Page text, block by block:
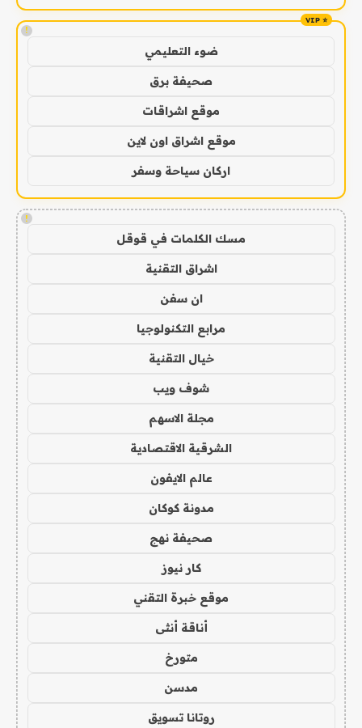
!
ضوء التعليمي
صحيفة برق
موقع اشراقات
موقع اشراق اون لاين
اركان سياحة وسفر
!
مسك الكلمات في قوقل
اشراق التقنية
ان سفن
مرابع التكنولوجيا
خيال التقنية
شوف ويب
مجلة الاسهم
الشرقية الاقتصادية
عالم الايفون
مدونة كوكان
صحيفة نهج
كار نيوز
موقع خبرة التقني
أناقة أنثى
متورخ
مدسن
روتانا تسويق